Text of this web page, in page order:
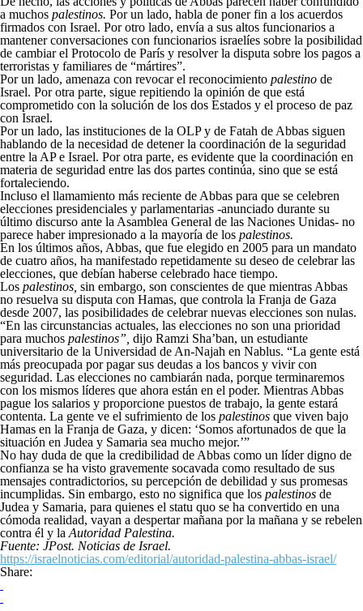
a muchos palestinos. Por un lado, habla de poner fin a los acuerdos
firmados con Israel. Por otro lado, envía a sus altos funcionarios a
mantener conversaciones con funcionarios israelíes sobre la posibilidad
de cambiar el Protocolo de París y resolver la disputa sobre los pagos a
terroristas y familiares de “mártires”.
Por un lado, amenaza con revocar el reconocimiento palestino de
Israel. Por otra parte, sigue repitiendo la opinión de que está
comprometido con la solución de los dos Estados y el proceso de paz
con Israel.
Por un lado, las instituciones de la OLP y de Fatah de Abbas siguen
hablando de la necesidad de detener la coordinación de la seguridad
entre la AP e Israel. Por otra parte, es evidente que la coordinación en
materia de seguridad entre las dos partes continúa, sino que se está
fortaleciendo.
Incluso el llamamiento más reciente de Abbas para que se celebren
elecciones presidenciales y parlamentarias -anunciado durante su
último discurso ante la Asamblea General de las Naciones Unidas- no
parece haber impresionado a la mayoría de los palestinos.
En los últimos años, Abbas, que fue elegido en 2005 para un mandato
de cuatro años, ha manifestado repetidamente su deseo de celebrar las
elecciones, que debían haberse celebrado hace tiempo.
Los palestinos, sin embargo, son conscientes de que mientras Abbas
no resuelva su disputa con Hamas, que controla la Franja de Gaza
desde 2007, las posibilidades de celebrar nuevas elecciones son nulas.
“En las circunstancias actuales, las elecciones no son una prioridad
para muchos palestinos”, dijo Ramzi Sha’ban, un estudiante
universitario de la Universidad de An-Najah en Nablus. “La gente está
más preocupada por pagar sus deudas a los bancos y vivir con
seguridad. Las elecciones no cambiarán nada, porque terminaremos
con los mismos líderes que ahora están en el poder. Mientras Abbas
pague los salarios y proporcione puestos de trabajo, la gente estará
contenta. La gente ve el sufrimiento de los palestinos que viven bajo
Hamas en la Franja de Gaza, y dicen: ‘Somos afortunados de que la
situación en Judea y Samaria sea mucho mejor.’”
No hay duda de que la credibilidad de Abbas como un líder digno de
confianza se ha visto gravemente socavada como resultado de sus
mensajes contradictorios, su percepción de debilidad y sus promesas
incumplidas. Sin embargo, esto no significa que los palestinos de
Judea y Samaria, para quienes el statu quo se ha convertido en una
cómoda realidad, vayan a despertar mañana por la mañana y se rebelen
contra él y la Autoridad Palestina.
Fuente: JPost. Noticias de Israel.
https://israelnoticias.com/editorial/autoridad-palestina-abbas-israel/
Share: